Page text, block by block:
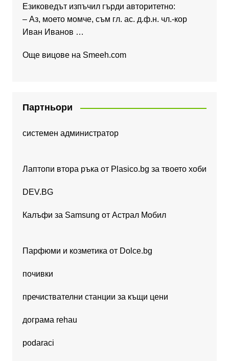
Езиковедът изпъчил гърди авторитетно:
– Аз, моето момче, съм гл. ас. д.ф.н. чл.-кор
Иван Иванов …
Още вицове на Smeeh.com
Партньори
системен администратор
Лаптопи втора ръка от Plasico.bg за твоето хоби
DEV.BG
Калъфи за Samsung от Астрал Мобил
Парфюми и козметика от Dolce.bg
почивки
пречиствателни станции за къщи цени
дограма rehau
podaraci